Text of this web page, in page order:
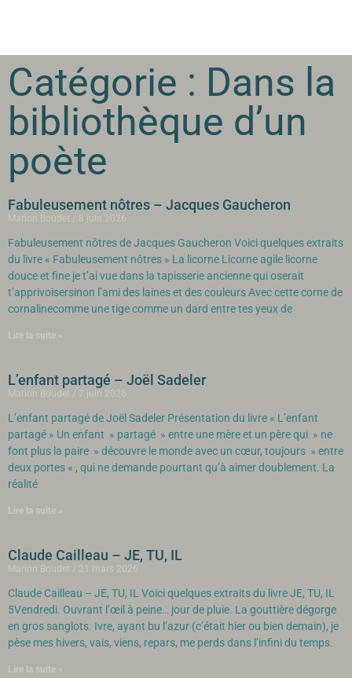
Catégorie : Dans la
bibliothèque d’un
poète
Fabuleusement nôtres – Jacques Gaucheron
Marion Boudet 8 juin 2026
Fabuleusement nôtres de Jacques Gaucheron Voici quelques extraits
du livre « Fabuleusement nôtres » La licorne Licorne agile licorne
douce et fine je t’ai vue dans la tapisserie ancienne qui oserait
t’apprivoisersinon l’ami des laines et des couleurs Avec cette corne de
cornalinecomme une tige comme un dard entre tes yeux de
Lire la suite »
L’enfant partagé – Joël Sadeler
Marion Boudet 7 juin 2026
L’enfant partagé de Joël Sadeler Présentation du livre « L’enfant
partagé » Un enfant » partagé » entre une mère et un père qui » ne
font plus la paire » découvre le monde avec un cœur, toujours » entre
deux portes « , qui ne demande pourtant qu’à aimer doublement. La
réalité
Lire la suite »
Claude Cailleau – JE, TU, IL
Marion Boudet 21 mars 2026
Claude Cailleau – JE, TU, IL Voici quelques extraits du livre JE, TU, IL
5Vendredi. Ouvrant l’œil à peine… jour de pluie. La gouttière dégorge
en gros sanglots. Ivre, ayant bu l’azur (c’était hier ou bien demain), je
pèse mes hivers, vais, viens, repars, me perds dans l’infini du temps.
Lire la suite »